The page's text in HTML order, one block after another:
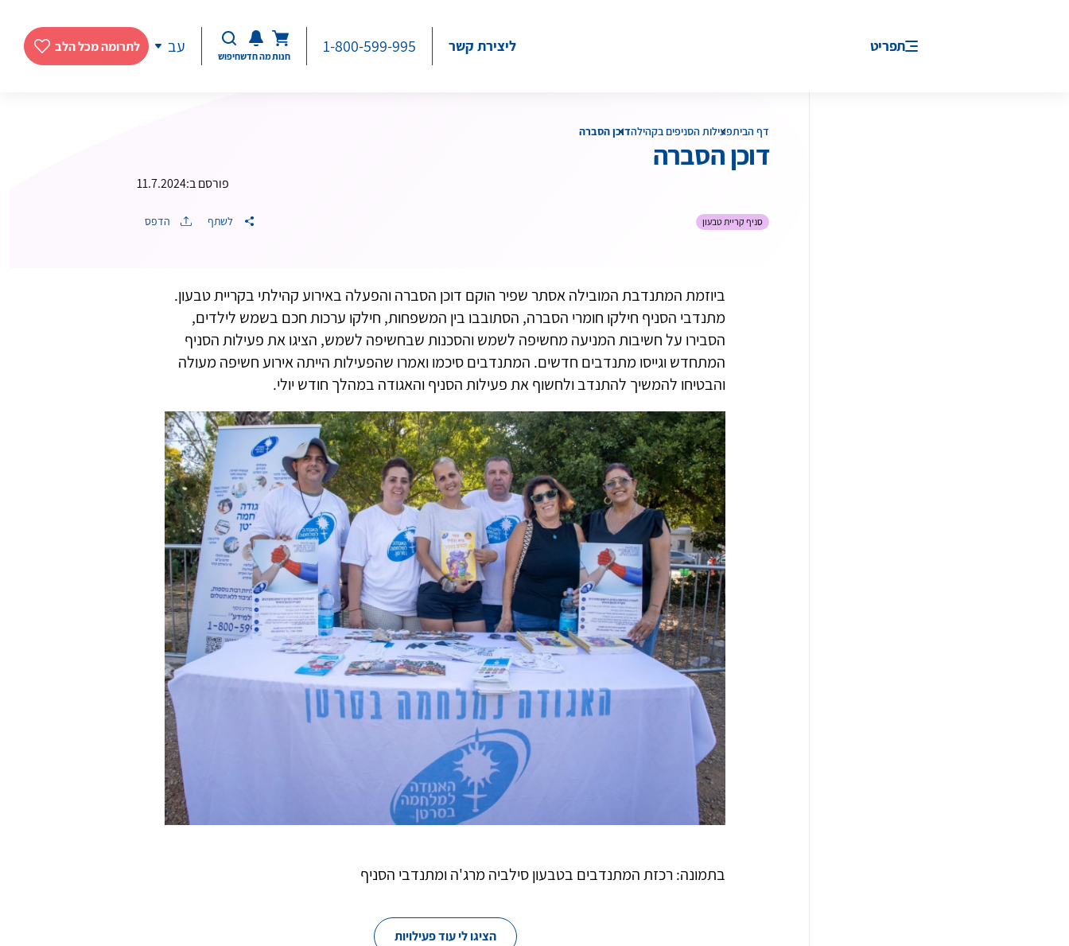
תפריט ליצירת קשר 1-800-599-995 חנותמה חדשחיפוש עב לתרומה מכל הלב
דף הביתפעילות הסניפים בקהילהדוכן הסברה
דוכן הסברה
סניף קריית טבעון
פורסם ב:11.7.2024
ביוזמת המתנדבת המובילה אסתר שפיר הוקם דוכן הסברה והפעלה באירוע קהילתי בקריית טבעון.
מתנדבי הסניף חילקו חומרי הסברה, הסתובבו בין המשפחות, חילקו ערכות חכם בשמש לילדים,
הסבירו על חשיבות המניעה מחשיפה לשמש והסכנות שבחשיפה לשמש, הציגו את פעילות הסניף
המתחדש וגייסו מתנדבים חדשים. המתנדבים סיכמו ואמרו שהפעילות הייתה אירוע חשיפה מעולה
והבטיחו להמשיך להתנדב ולחשוף את פעילות הסניף והאגודה במהלך חודש יולי.
בתמונה: רכזת המתנדבים בטבעון סילביה מרג'ה ומתנדבי הסניף
הציגו לי עוד פעילויות